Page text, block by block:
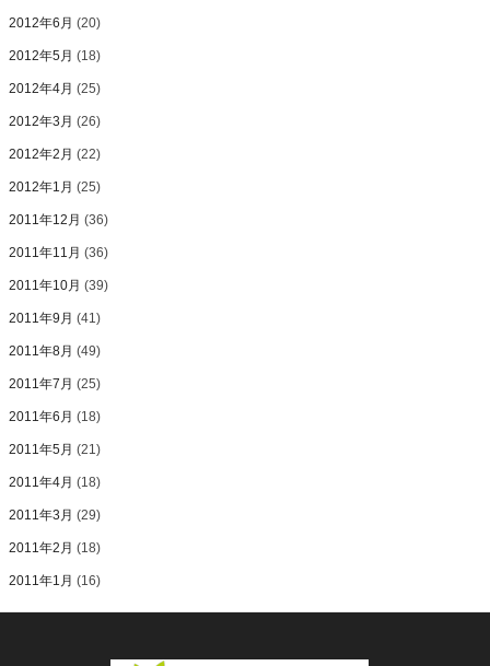
2012年6月 (20)
2012年5月 (18)
2012年4月 (25)
2012年3月 (26)
2012年2月 (22)
2012年1月 (25)
2011年12月 (36)
2011年11月 (36)
2011年10月 (39)
2011年9月 (41)
2011年8月 (49)
2011年7月 (25)
2011年6月 (18)
2011年5月 (21)
2011年4月 (18)
2011年3月 (29)
2011年2月 (18)
2011年1月 (16)